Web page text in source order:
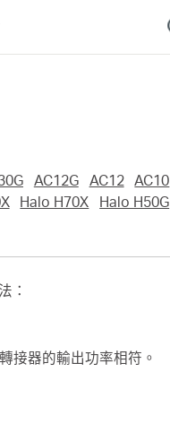
AC12G AC12 AC10
Halo H70X Halo H50G
：
接器的輸出功率相符。